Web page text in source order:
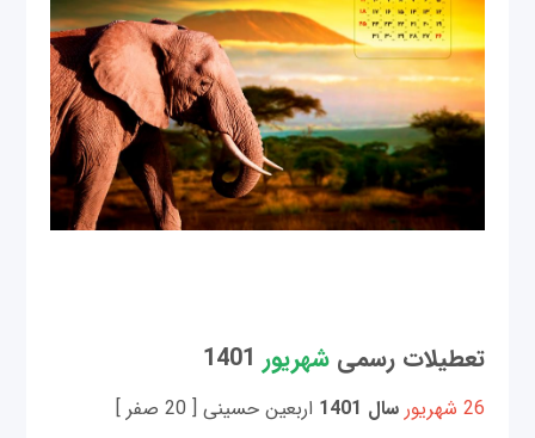
تعطیلات رسمی شهریور
26 شهریور سال 1401 اربعین حسینی [ 20 صفر ]